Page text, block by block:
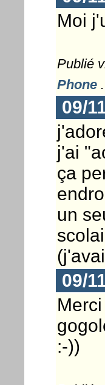
Moi
Publié
Phone
09/
j'ai
ça
un
09/
:-))